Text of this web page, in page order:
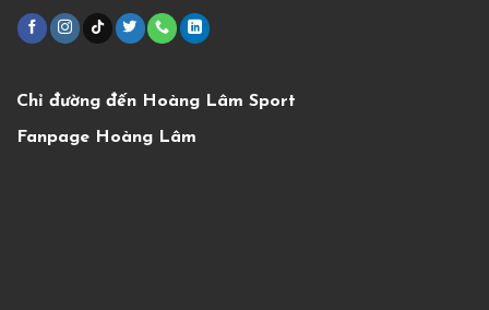
Chỉ đường đến Hoàng Lâm Sport
Fanpage Hoàng Lâm